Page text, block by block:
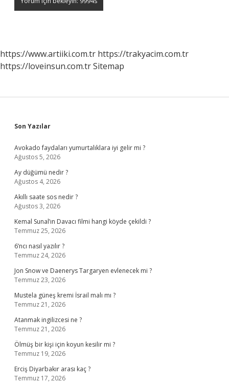
https://www.artiiki.com.tr https://trakyacim.com.tr
https://loveinsun.com.trSitemap
Sidebar
Son Yazılar
Avokado faydaları yumurtalıklara iyi gelir mi ?
Ağustos 5, 2026
Ay düğümü nedir ?
Ağustos 4, 2026
Akıllı saate sos nedir ?
Ağustos 3, 2026
Kemal Sunal’ın Davacı filmi hangi köyde çekildi ?
Temmuz 25, 2026
6’ncı nasıl yazılır ?
Temmuz 24, 2026
Jon Snow ve Daenerys Targaryen evlenecek mi ?
Temmuz 23, 2026
Mustela güneş kremi İsrail malı mı ?
Temmuz 21, 2026
Atanmak ingilizcesi ne ?
Temmuz 21, 2026
Ölmüş bir kişi için koyun kesilir mi ?
Temmuz 19, 2026
Erciş Diyarbakır arası kaç ?
Temmuz 17, 2026